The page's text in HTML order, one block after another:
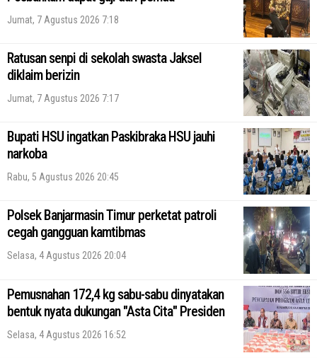
Jumat, 7 Agustus 2026 7:18
Ratusan senpi di sekolah swasta Jaksel
diklaim berizin
Jumat, 7 Agustus 2026 7:17
Bupati HSU ingatkan Paskibraka HSU jauhi
narkoba
Rabu, 5 Agustus 2026 20:45
Polsek Banjarmasin Timur perketat patroli
cegah gangguan kamtibmas
Selasa, 4 Agustus 2026 20:04
Pemusnahan 172,4 kg sabu-sabu dinyatakan
bentuk nyata dukungan "Asta Cita" Presiden
Selasa, 4 Agustus 2026 16:52